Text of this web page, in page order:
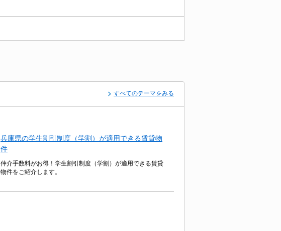
すべてのテーマをみる
兵庫県の学生割引制度（学割）が適用できる賃貸物
件
仲介手数料がお得！学生割引制度（学割）が適用できる賃貸
物件をご紹介します。